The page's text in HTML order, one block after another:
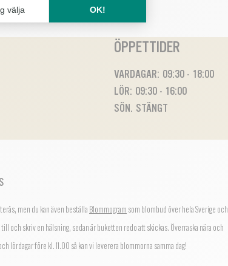
ÖPPETTIDER
VARDAGAR: 09:30 - 18:00
LÖR: 09:30 - 16:00
SÖN. STÄNGT
men du kan även beställa Blommogram som blombud över hela Sverige och
och skriv en hälsning, sedan är buketten redo att skickas. Överraska nära och
lördagar före kl. 11.00 så kan vi leverera blommorna samma dag!